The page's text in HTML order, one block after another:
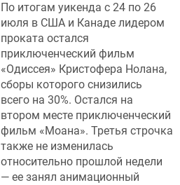
По итогам уикенда с 24 по 26
июля в США и Канаде лидером
проката остался
приключенческий фильм
«Одиссея» Кристофера Нолана,
сборы которого снизились
всего на 30%. Остался на
втором месте приключенческий
фильм «Моана». Третья строчка
также не изменилась
относительно прошлой недели
— ее занял анимационный